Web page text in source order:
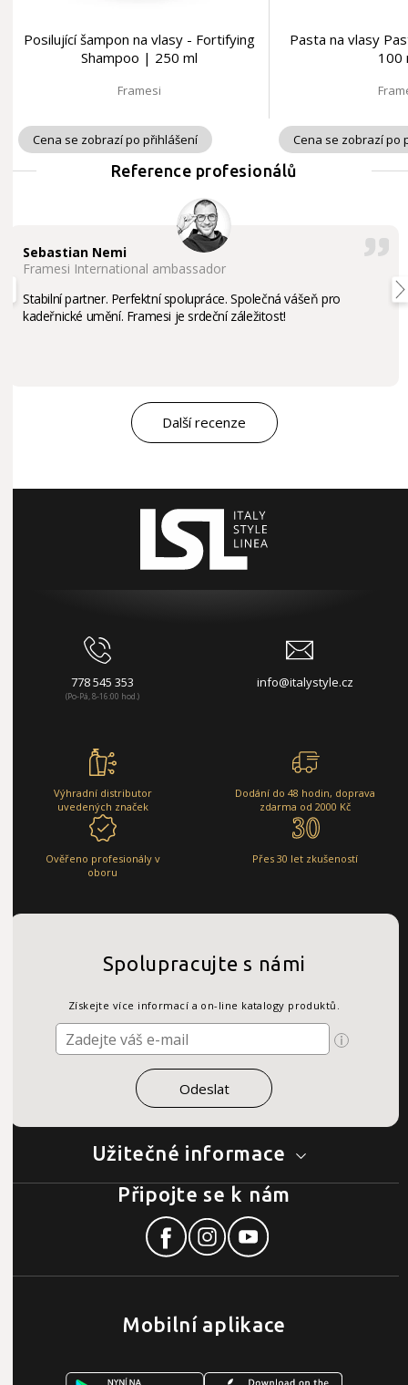
Posilující šampon na vlasy - Fortifying
Shampoo | 250 ml
Framesi
Cena se zobrazí po přihlášení
Pasta na vlasy
100
Cena se zobrazí po
Reference profesionálů
Sebastian Nemi
Framesi International ambassador
Stabilní partner. Perfektní spolupráce. Společná vášeň pro
kadeřnické umění. Framesi je srdeční záležitost!
Další recenze
778 545 353
(Po-Pá, 8-16:00 hod.)
info@italystyle.cz
Výhradní distributor
uvedených značek
Dodání do 48 hodin, doprava
zdarma od 2000 Kč
Ověřeno profesionály v
oboru
Přes 30 let zkušeností
Užitečné informace
Spolupracujte s námi
Získejte více informací a on-line katalogy produktů.
Mobilní aplikace
Připojte se k nám